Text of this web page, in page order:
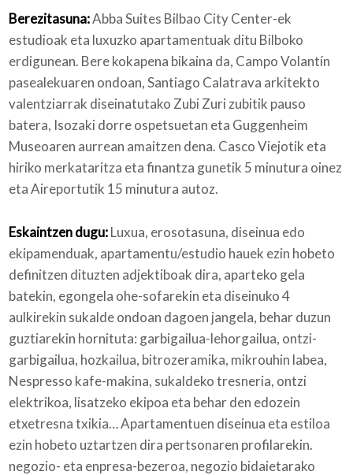
Berezitasuna:Abba Suites Bilbao City Center-ek
estudioak eta luxuzko apartamentuak ditu Bilboko
erdigunean. Bere kokapena bikaina da, Campo Volantín
pasealekuaren ondoan, Santiago Calatrava arkitekto
valentziarrak diseinatutako Zubi Zuri zubitik pauso
batera, Isozaki dorre ospetsuetan eta Guggenheim
Museoaren aurrean amaitzen dena. Casco Viejotik eta
hiriko merkataritza eta finantza gunetik 5 minutura oinez
eta Aireportutik 15 minutura autoz.
Eskaintzen dugu:Luxua, erosotasuna, diseinua edo
ekipamenduak, apartamentu/estudio hauek ezin hobeto
definitzen dituzten adjektiboak dira, aparteko gela
batekin, egongela ohe-sofarekin eta diseinuko 4
aulkirekin sukalde ondoan dagoen jangela, behar duzun
guztiarekin hornituta: garbigailua-lehorgailua, ontzi-
garbigailua, hozkailua, bitrozeramika, mikrouhin labea,
Nespresso kafe-makina, sukaldeko tresneria, ontzi
elektrikoa, lisatzeko ekipoa eta behar den edozein
etxetresna txikia… Apartamentuen diseinua eta estiloa
ezin hobeto uztartzen dira pertsonaren profilarekin.
negozio- eta enpresa-bezeroa, negozio bidaietarako